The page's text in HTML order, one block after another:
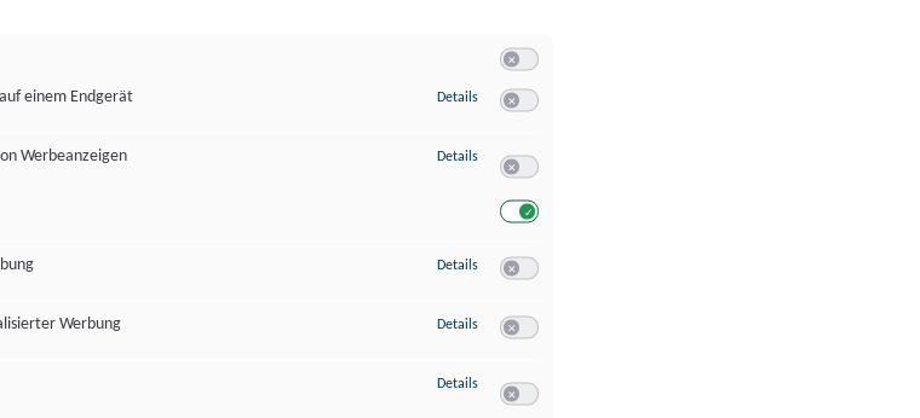
einem Endgerät
Details zu Speichern von oder Zugriff auf Informationen auf einem Endgerät
Werbeanzeigen
Details zu Verwendung reduzierter Daten zur Auswahl von Werbeanzeigen
Details zu Erstellung von Profilen für personalisierte Werbung
Werbung
Details zu Verwendung von Profilen zur Auswahl personalisierter Werbung
Details zu Messung der Werbeleistung